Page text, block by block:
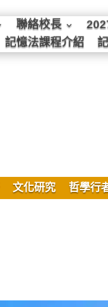
聯絡校長
記憶法課程介紹
文化研究 哲學行